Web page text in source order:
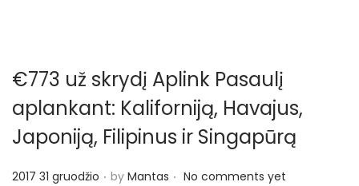
€773 už skrydį Aplink Pasaulį
aplankant: Kaliforniją, Havajus,
Japoniją, Filipinus ir Singapūrą
P
2017 31 gruodžio . by Mantas . No comments yet